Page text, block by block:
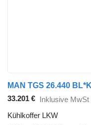
33.201 € Inklusive MwSt
Kühlkoffer LKW